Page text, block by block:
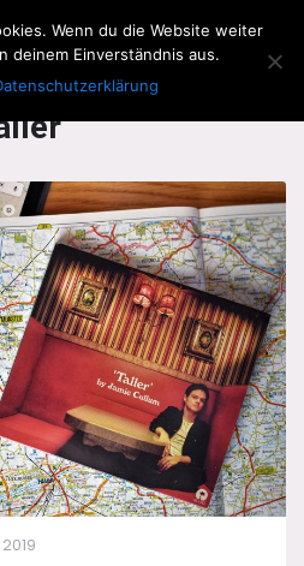
MenWenn du die Website weiter
deinem Einverständnis aus.